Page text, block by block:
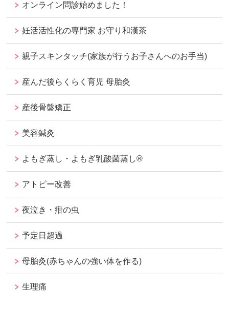
オンライン問診始めました！
妊活活性化の専門家 お守り和漢茶
親子スキンタッチ(家族が行うお子さんへのお手当)
産んだ後らくらく育児 母胎灸
産後骨盤矯正
美容鍼灸
よもぎ蒸し・よもぎ乳酸菌蒸し®︎
アトピー改善
夜泣き・疳の虫
予定日超過
母胎灸(赤ちゃんの強い体を作る)
生理痛